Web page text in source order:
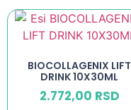
BIOCOLLAGENIX LIFT
DRINK 10X30ML
2.772,00 RSD